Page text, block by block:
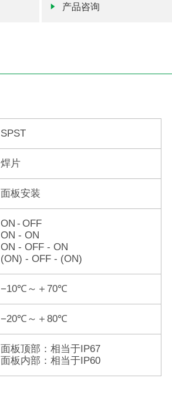
产品咨询
SPST
焊片
面板安装
ON - OFF
ON - ON
ON - OFF - ON
(ON) - OFF - (ON)
−10℃～＋70℃
−20℃～＋80℃
面板顶部：相当于IP67
面板内部：相当于IP60